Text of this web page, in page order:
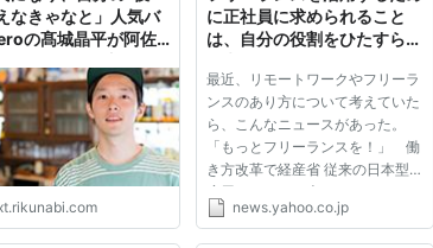
なきゃなと」人気バ
の髙城晶平が阿佐
ビNEXTジャーナル
に正社員に求められること
は、自分の役割をひたすら
ん） - 個人 - Yahoo!ニュー
ス
最近、リモートワークやフリーラ
ンスのあり方について考えていた
ら、こんなニュースがあった。
「もっとフリーランスを！」 働
き方改革で経産省 従来の日本型
雇用システム一本やりだけではな
く、兼業、副業、フリーランサー
news.yahoo.co.jp